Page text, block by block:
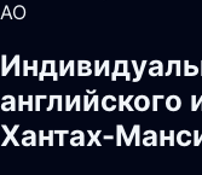
АО
английского
Хантах-